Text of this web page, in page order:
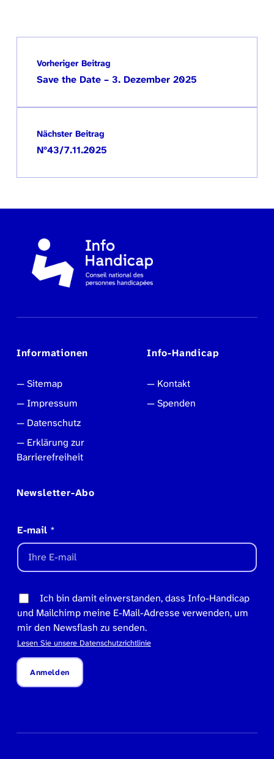
Beitragsnavigation
Vorheriger Beitrag
Save the Date – 3. Dezember 2025
Nächster Beitrag
N°43/7.11.2025
Informationen
Sitemap
Impressum
Datenschutz
Erklärung zur
Barrierefreiheit
Info-Handicap
Kontakt
Spenden
Newsletter-Abo
E-mail *
Ich bin damit einverstanden, dass Info-Handicap
und Mailchimp meine E-Mail-Adresse verwenden, um
mir den Newsflash zu senden.
Lesen Sie unsere Datenschutzrichtlinie
Anmelden